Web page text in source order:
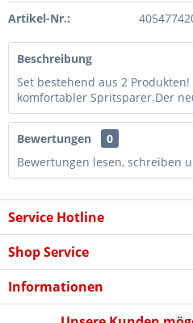
Artikel-Nr.:
Beschreibung
Set bestehend aus 2 Produkten!
komfortabler Spritsparer.Der
Bewertungen
0
Bewertungen lesen, schreiben
Service Hotline
Shop Service
Informationen